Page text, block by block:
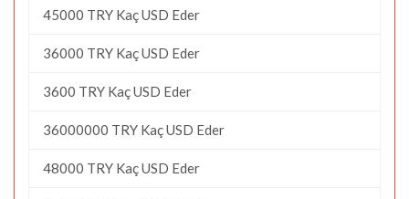
45000 TRY Kaç USD Eder
36000 TRY Kaç USD Eder
3600 TRY Kaç USD Eder
36000000 TRY Kaç USD Eder
48000 TRY Kaç USD Eder